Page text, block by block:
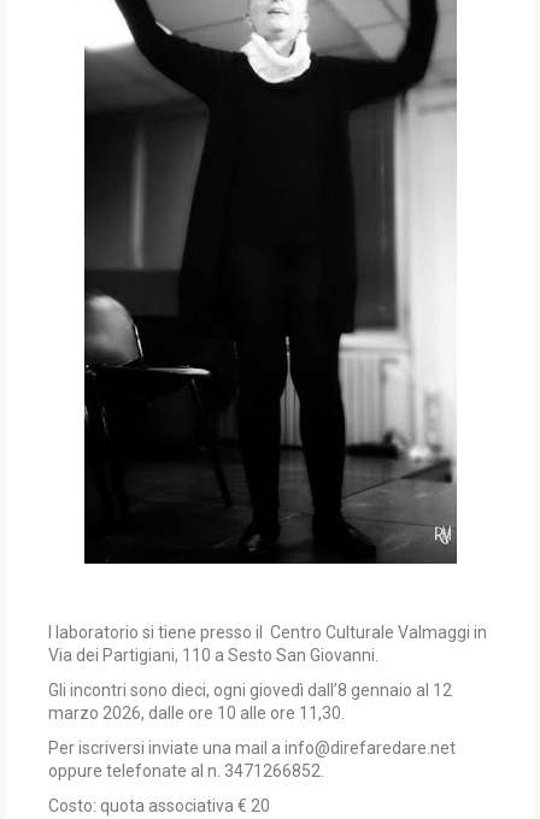
l laboratorio si tiene presso il Centro Culturale Valmaggi in
Via dei Partigiani, 110 a Sesto San Giovanni.
Gli incontri sono dieci, ogni giovedì dall’8 gennaio al 12
marzo 2026, dalle ore 10 alle ore 11,30.
Per iscriversi inviate una mail a info@direfaredare.net
oppure telefonate al n. 3471266852.
Costo: quota associativa € 20